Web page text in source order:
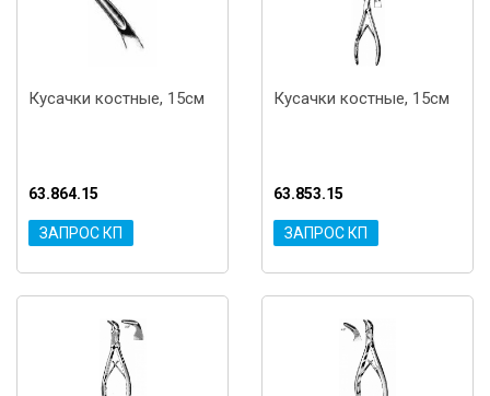
Кусачки костные, 15см
63.864.15
ЗАПРОС КП
Кусачки костные, 15см
63.853.15
ЗАПРОС КП